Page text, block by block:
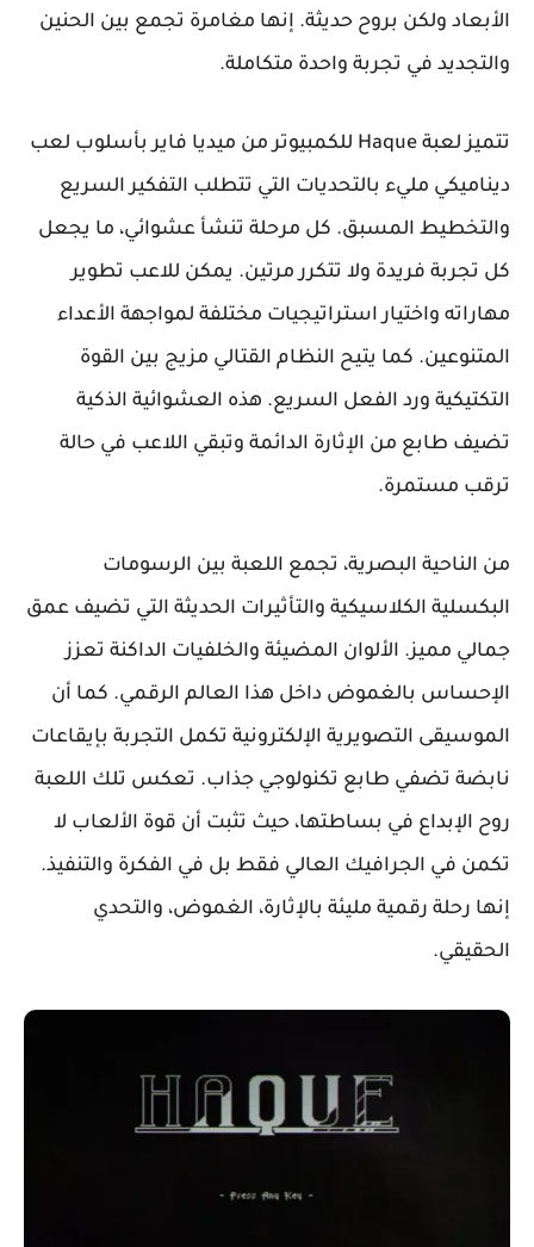
الأبعاد ولكن بروح حديثة. إنها مغامرة تجمع بين الحنين
والتجديد في تجربة واحدة متكاملة.
تتميز لعبة Haque للكمبيوتر من ميديا فاير بأسلوب لعب
ديناميكي مليء بالتحديات التي تتطلب التفكير السريع
والتخطيط المسبق. كل مرحلة تنشأ عشوائي، ما يجعل
كل تجربة فريدة ولا تتكرر مرتين. يمكن للاعب تطوير
مهاراته واختيار استراتيجيات مختلفة لمواجهة الأعداء
المتنوعين. كما يتيح النظام القتالي مزيج بين القوة
التكتيكية ورد الفعل السريع. هذه العشوائية الذكية
تضيف طابع من الإثارة الدائمة وتبقي اللاعب في حالة
ترقب مستمرة.
من الناحية البصرية، تجمع اللعبة بين الرسومات
البكسلية الكلاسيكية والتأثيرات الحديثة التي تضيف عمق
جمالي مميز. الألوان المضيئة والخلفيات الداكنة تعزز
الإحساس بالغموض داخل هذا العالم الرقمي. كما أن
الموسيقى التصويرية الإلكترونية تكمل التجربة بإيقاعات
نابضة تضفي طابع تكنولوجي جذاب. تعكس تلك اللعبة
روح الإبداع في بساطتها، حيث تثبت أن قوة الألعاب لا
تكمن في الجرافيك العالي فقط بل في الفكرة والتنفيذ.
إنها رحلة رقمية مليئة بالإثارة، الغموض، والتحدي
الحقيقي.